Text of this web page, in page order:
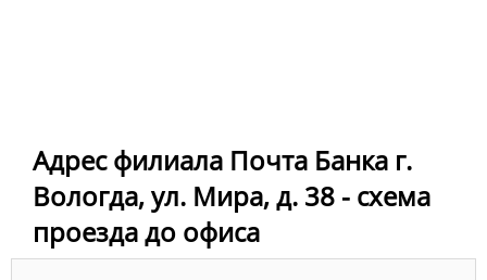
Адрес филиала Почта Банка г.
Вологда, ул. Мира, д. 38 - схема
проезда до офиса